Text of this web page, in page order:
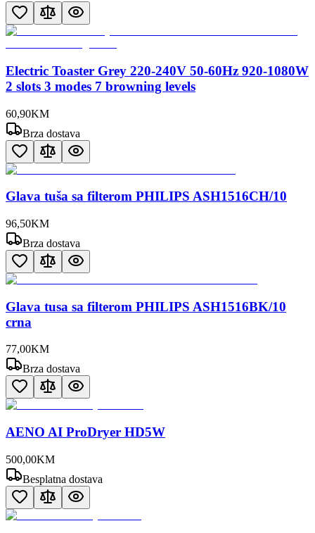
Electric Toaster Grey 220-240V 50-60Hz 920-1080W
2 slots 3 modes 7 browning levels
60,90KM
Brza dostava
Glava tuša sa filterom PHILIPS ASH1516CH/10
96,50KM
Brza dostava
Glava tusa sa filterom PHILIPS ASH1516BK/10
crna
77,00KM
Brza dostava
AENO AI ProDryer HD5W
500,00KM
Besplatna dostava